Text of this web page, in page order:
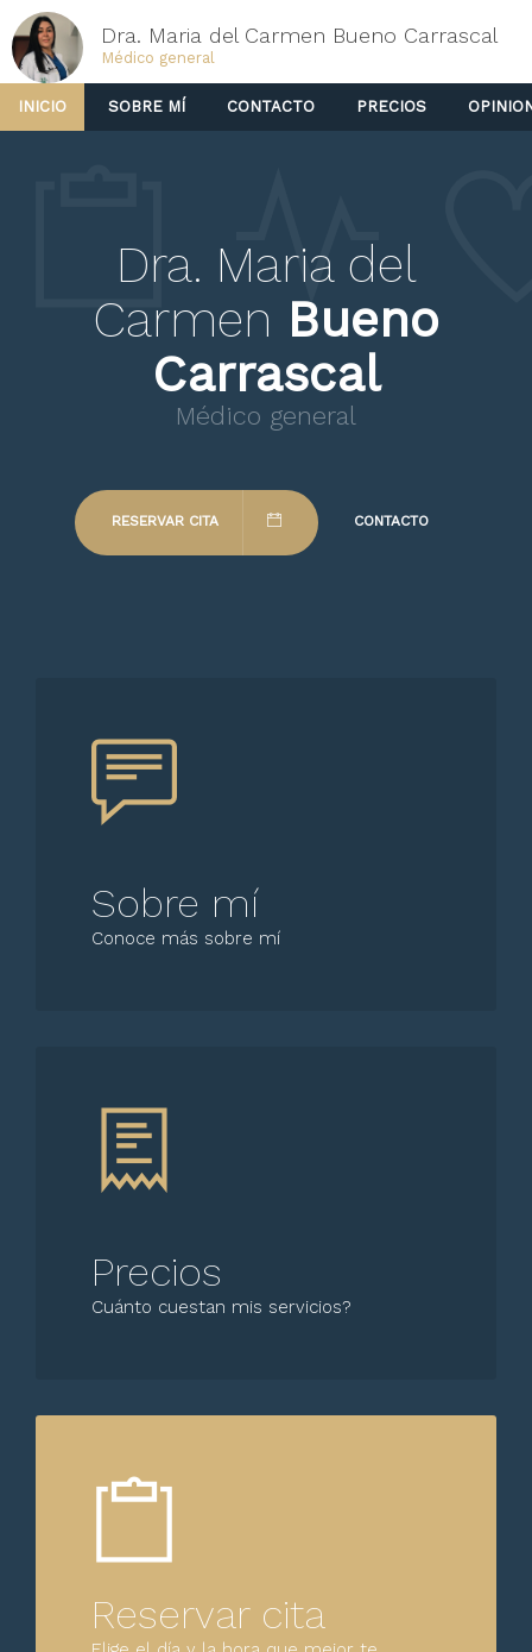
Dra. Maria del Carmen Bueno Carrascal
Médico general
INICIO SOBRE MÍ CONTACTO PRECIOS
Dra. Maria del
Carmen Bueno
Carrascal
Médico general
RESERVAR CITA CONTACTO
Sobre mí
Conoce más sobre mí
Precios
Cuánto cuestan mis servicios?
Reservar cita